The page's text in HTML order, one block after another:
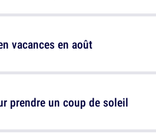
vacances en août
prendre un coup de soleil